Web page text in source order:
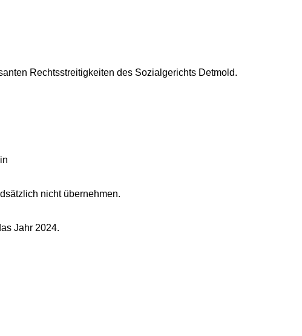
Rechtsstreitigkeiten des Sozialgerichts Detmold.
nicht übernehmen.
Jahr 2024.